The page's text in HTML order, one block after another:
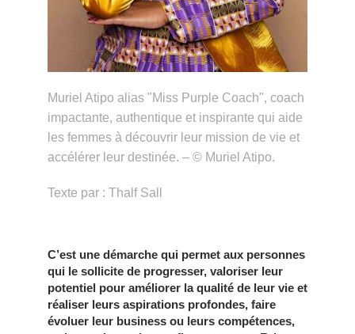
Muriel Atipo alias "Miss Purple Coach", coach
impactante, authentique et inspirante qui aide
les femmes à découvrir leur mission de vie et
accélérer leur destinée. – © Muriel Atipo.
Texte par : Thalf Sall
C’est une démarche qui permet aux personnes
qui le sollicite de progresser, valoriser leur
potentiel pour améliorer la qualité de leur vie et
réaliser leurs aspirations profondes, faire
évoluer leur business ou leurs compétences,